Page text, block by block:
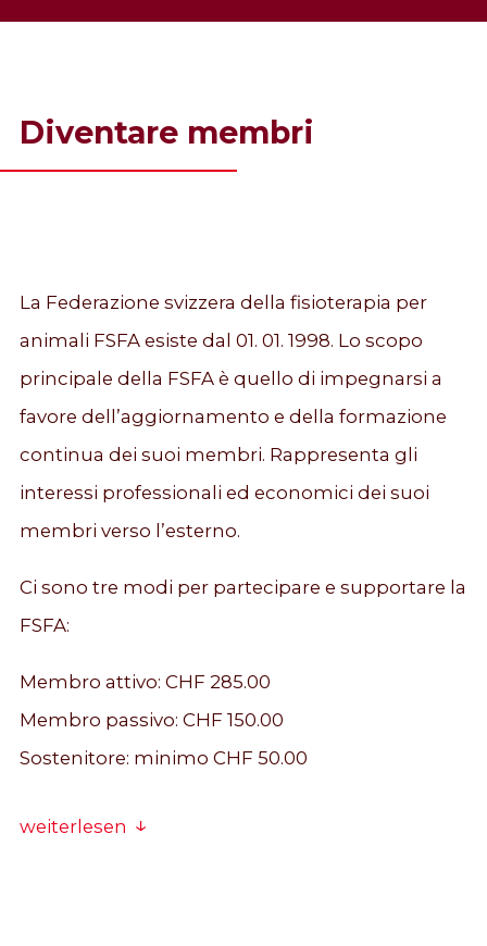
Diventare membri
La Federazione svizzera della fisioterapia per
animali FSFA esiste dal 01. 01. 1998. Lo scopo
principale della FSFA è quello di impegnarsi a
favore dell’aggiornamento e della formazione
continua dei suoi membri. Rappresenta gli
interessi professionali ed economici dei suoi
membri verso l’esterno.
Ci sono tre modi per partecipare e supportare la
FSFA:
Membro attivo: CHF 285.00
Membro passivo: CHF 150.00
Sostenitore: minimo CHF 50.00
weiterlesen